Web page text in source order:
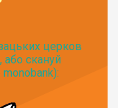
церков
або скануй
monobank):